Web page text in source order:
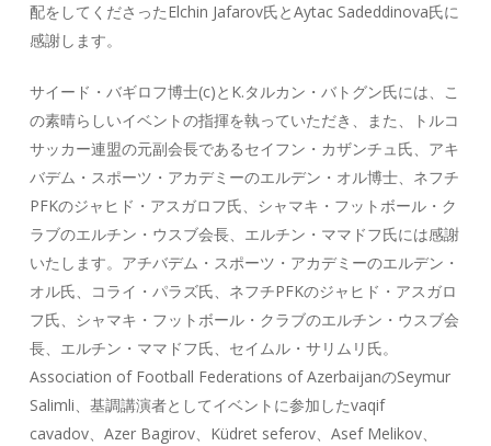
配をしてくださったElchin Jafarov氏とAytac Sadeddinova氏に
感謝します。
サイード・バギロフ博士(c)とK.タルカン・バトグン氏には、こ
の素晴らしいイベントの指揮を執っていただき、また、トルコ
サッカー連盟の元副会長であるセイフン・カザンチュ氏、アキ
バデム・スポーツ・アカデミーのエルデン・オル博士、ネフチ
PFKのジャヒド・アスガロフ氏、シャマキ・フットボール・ク
ラブのエルチン・ウスブ会長、エルチン・ママドフ氏には感謝
いたします。アチバデム・スポーツ・アカデミーのエルデン・
オル氏、コライ・パラズ氏、ネフチPFKのジャヒド・アスガロ
フ氏、シャマキ・フットボール・クラブのエルチン・ウスブ会
長、エルチン・ママドフ氏、セイムル・サリムリ氏。
Association of Football Federations of AzerbaijanのSeymur
Salimli、基調講演者としてイベントに参加したvaqif
cavadov、Azer Bagirov、Küdret seferov、Asef Melikov、